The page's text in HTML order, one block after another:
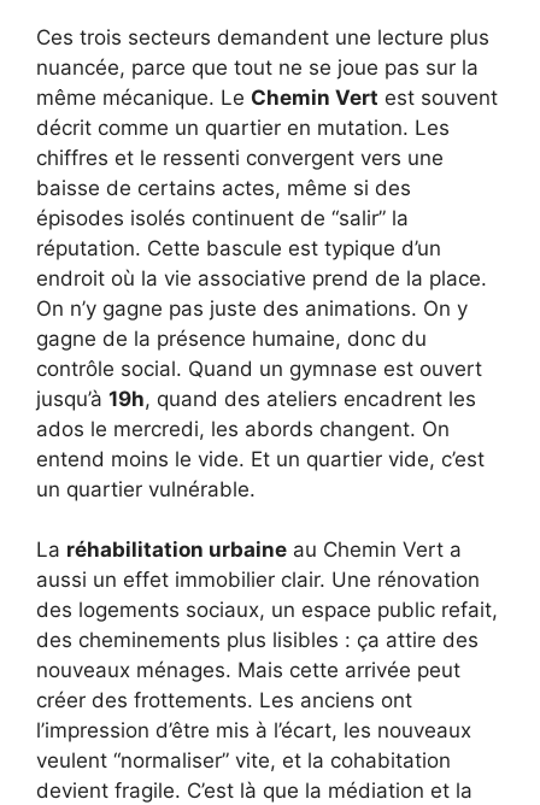
Ces trois secteurs demandent une lecture plus
nuancée, parce que tout ne se joue pas sur la
même mécanique. Le Chemin Vert est souvent
décrit comme un quartier en mutation. Les
chiffres et le ressenti convergent vers une
baisse de certains actes, même si des
épisodes isolés continuent de “salir” la
réputation. Cette bascule est typique d’un
endroit où la vie associative prend de la place.
On n’y gagne pas juste des animations. On y
gagne de la présence humaine, donc du
contrôle social. Quand un gymnase est ouvert
jusqu’à 19h, quand des ateliers encadrent les
ados le mercredi, les abords changent. On
entend moins le vide. Et un quartier vide, c’est
un quartier vulnérable.
La réhabilitation urbaine au Chemin Vert a
aussi un effet immobilier clair. Une rénovation
des logements sociaux, un espace public refait,
des cheminements plus lisibles : ça attire des
nouveaux ménages. Mais cette arrivée peut
créer des frottements. Les anciens ont
l’impression d’être mis à l’écart, les nouveaux
veulent “normaliser” vite, et la cohabitation
devient fragile. C’est là que la médiation et la